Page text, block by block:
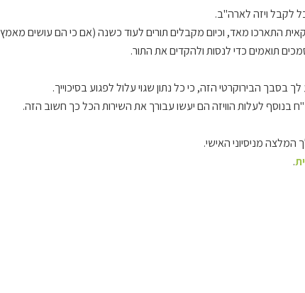
לקבל ויזה לארה"ב.
התארכו מאד, וכיום מקבלים תורים לעוד כשנה (אם כי הם עושים מאמץ
תואמים כדי לנסות ולהקדים את התור.
הבירוקרטי הזה, כי כל נתון שגוי עלול לפגוע בסיכוייך.
מניסיוני האישי.
.